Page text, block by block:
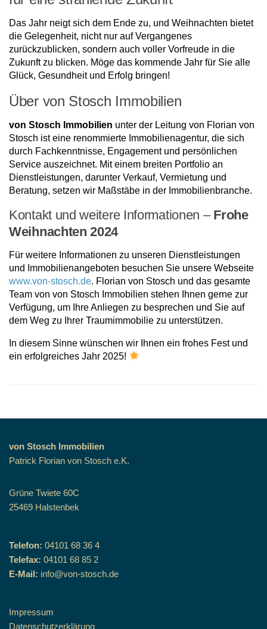
Das Jahr neigt sich dem Ende zu, und Weihnachten bietet
die Gelegenheit, nicht nur auf Vergangenes
zurückzublicken, sondern auch voller Vorfreude in die
Zukunft zu blicken. Möge das kommende Jahr für Sie alle
Glück, Gesundheit und Erfolg bringen!
Über von Stosch Immobilien
von Stosch Immobilien unter der Leitung von Florian von
Stosch ist eine renommierte Immobilienagentur, die sich
durch Fachkenntnisse, Engagement und persönlichen
Service auszeichnet. Mit einem breiten Portfolio an
Dienstleistungen, darunter Verkauf, Vermietung und
Beratung, setzen wir Maßstäbe in der Immobilienbranche.
Kontakt und weitere Informationen – Frohe
Weihnachten 2024
Für weitere Informationen zu unseren Dienstleistungen
und Immobilienangeboten besuchen Sie unsere Webseite
www.von-stosch.de. Florian von Stosch und das gesamte
Team von von Stosch Immobilien stehen Ihnen gerne zur
Verfügung, um Ihre Anliegen zu besprechen und Sie auf
dem Weg zu Ihrer Traumimmobilie zu unterstützen.
In diesem Sinne wünschen wir Ihnen ein frohes Fest und
ein erfolgreiches Jahr 2025!
von Stosch Immobilien
Patrick Florian von Stosch e.K.
Grüne Twiete 60C
25469 Halstenbek
Telefon: 04101 68 36 4
Telefax: 04101 68 85 2
E-Mail: info@von-stosch.de
Impressum
Datenschutzerklärung